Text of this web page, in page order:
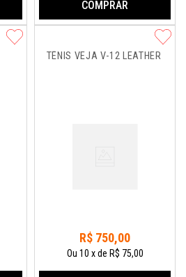
COMPRAR
TÊNIS VEJA V-12 LEATHER
R$ 750,00
Ou 10 xde R$ 75,00